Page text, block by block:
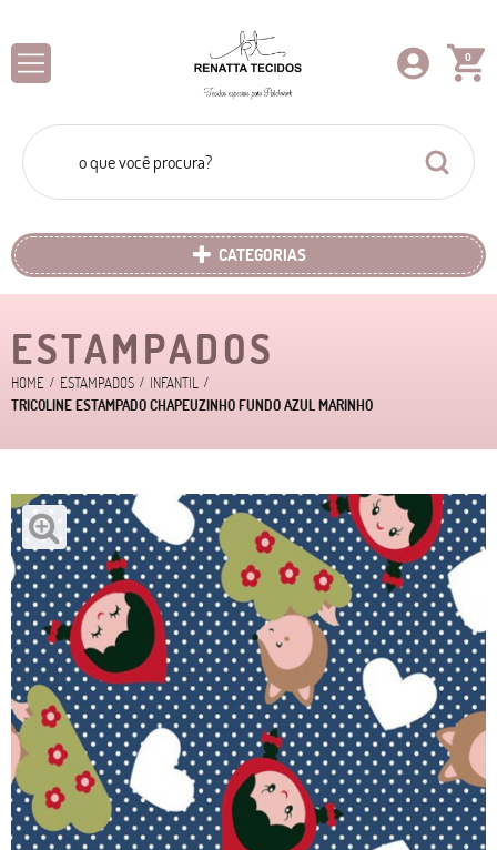
0
CATEGORIAS
ESTAMPADOS
HOME ESTAMPADOS
INFANTIL
TRICOLINE ESTAMPADO CHAPEUZINHO FUNDO AZUL MARINHO